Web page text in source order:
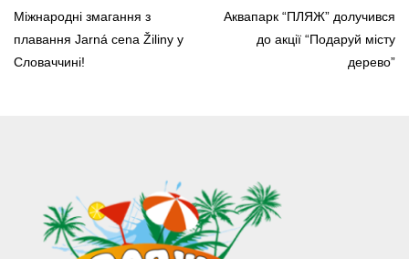
Міжнародні змагання з
плавання Jarná cena Žiliny у
Словаччині!
Аквапарк “ПЛЯЖ” долучився
до акції “Подаруй місту
дерево”